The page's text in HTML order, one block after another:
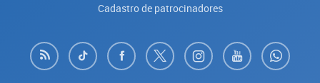
Cadastro de patrocinadores